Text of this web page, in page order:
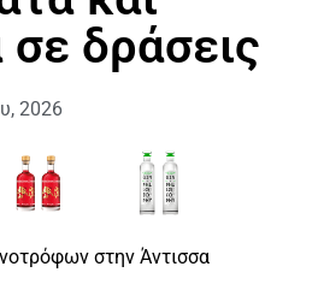
δράσεις
2026
στην Άντισσα